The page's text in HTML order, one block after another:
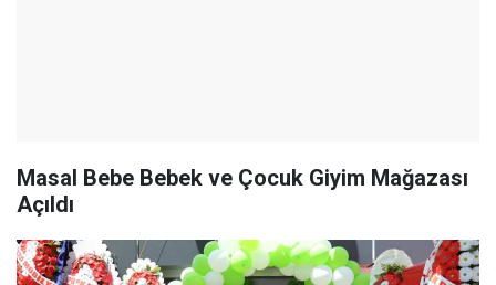
Masal Bebe Bebek ve Çocuk Giyim Mağazası
Açıldı